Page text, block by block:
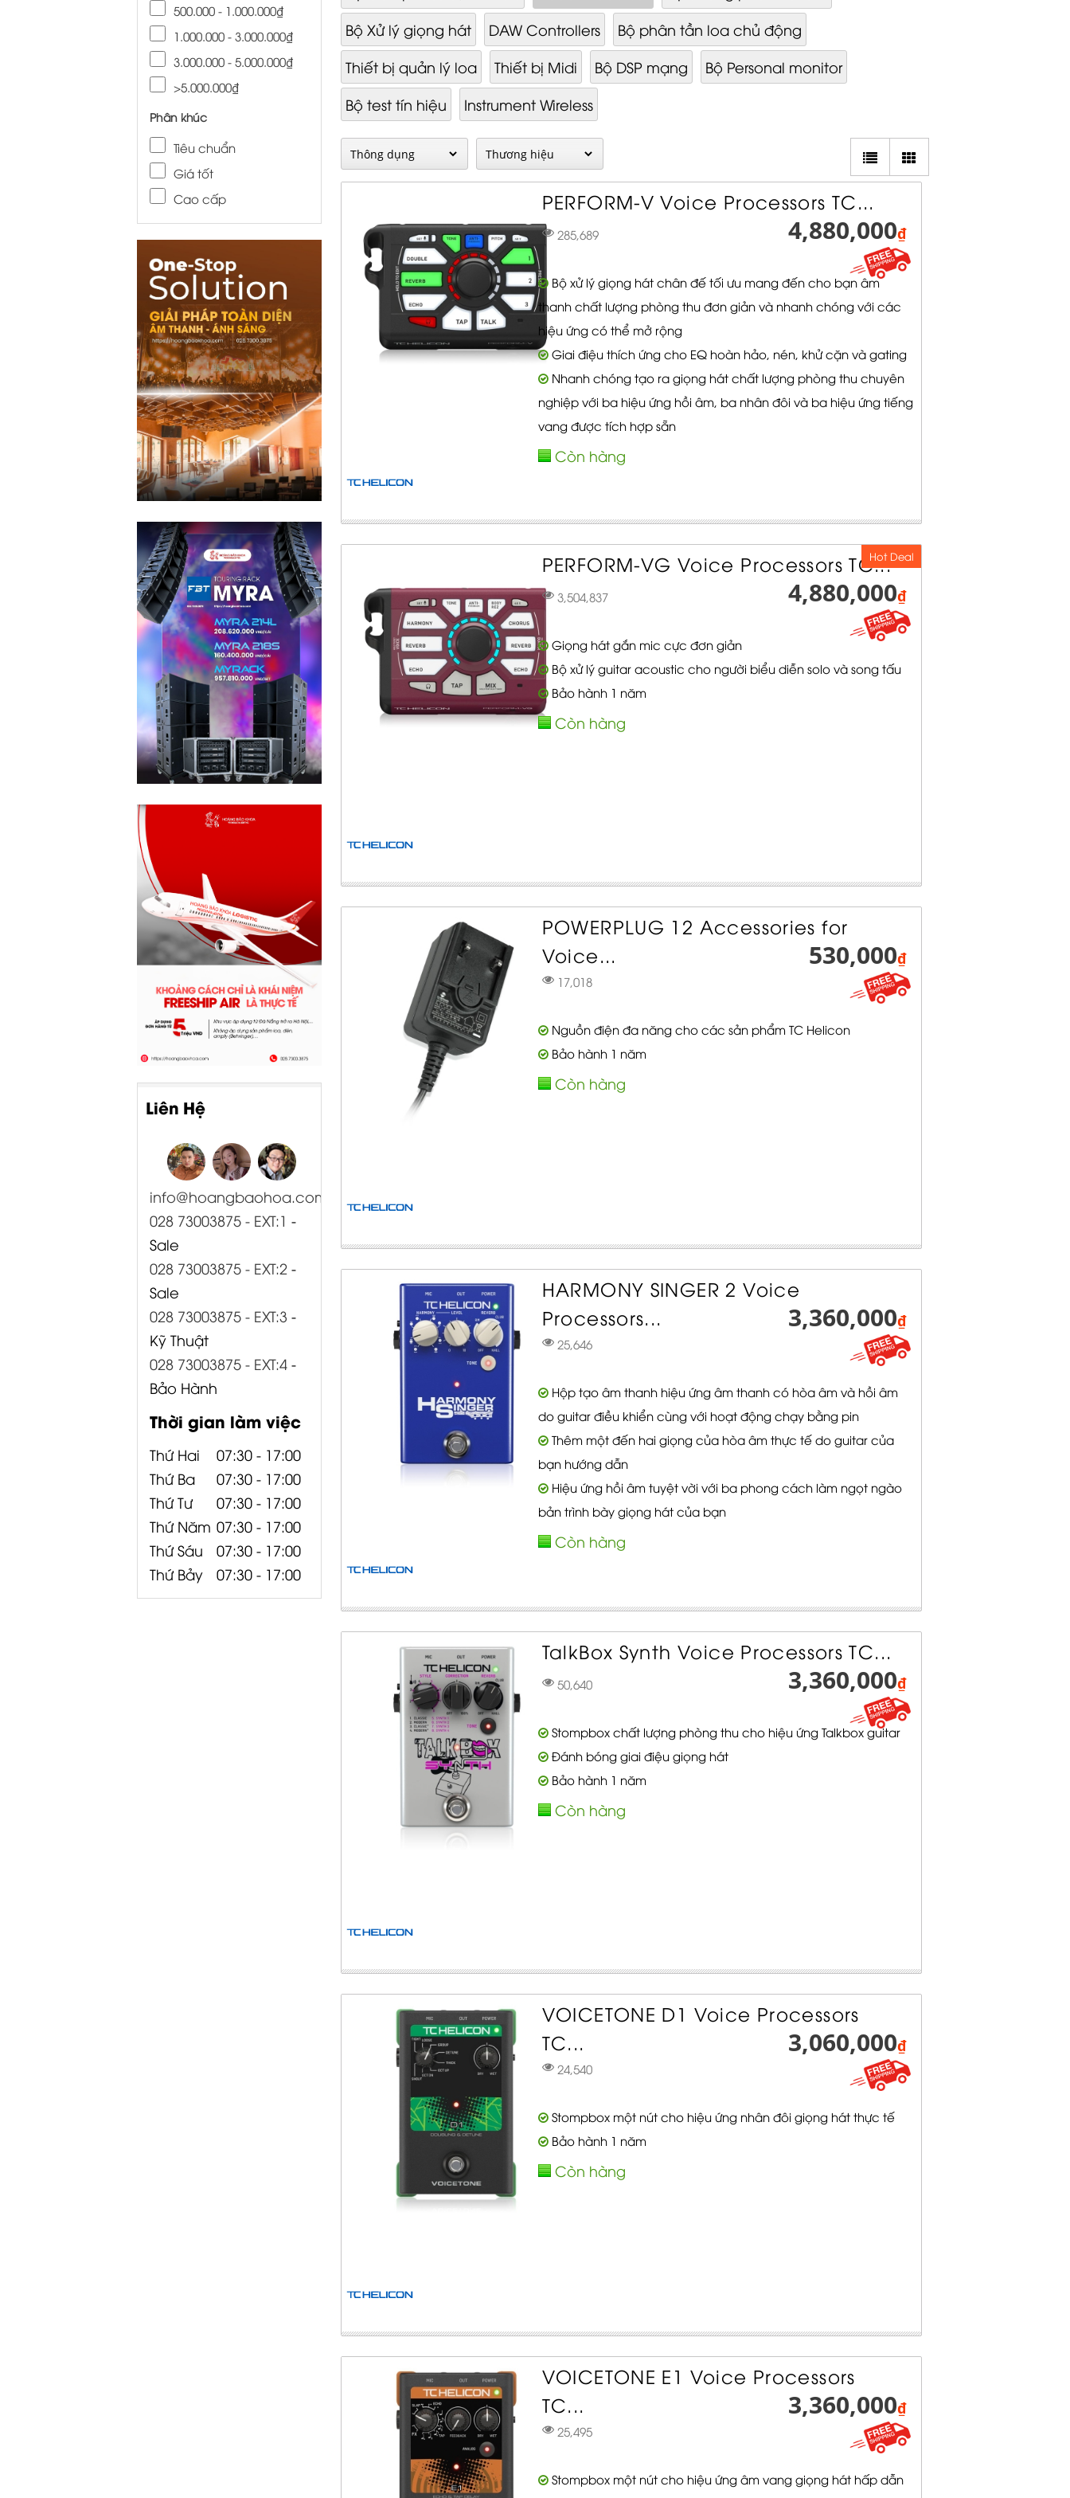
500.000 - 1.000.000₫
1.000.000 - 3.000.000₫
3.000.000 - 5.000.000₫
>5.000.000₫
Phân khúc
Tiêu chuẩn
Giá tốt
Cao cấp
Liên Hệ
info@hoangbaohoa.com
028 73003875 - EXT:1 -
Sale
028 73003875 - EXT:2 -
Sale
028 73003875 - EXT:3 -
Kỹ Thuật
028 73003875 - EXT:4 -
Bảo Hành
Thời gian làm việc
Thứ Hai
07:30 - 17:00
Thứ Ba
07:30 - 17:00
Thứ Tư
07:30 - 17:00
Thứ Năm 07:30 - 17:00
Thứ Sáu
07:30 - 17:00
Thứ Bảy
07:30 - 17:00
Bộ Xử lý giọng hát
DAW Controllers
Bộ phân tần loa chủ động
Thiết bị quản lý loa
Thiết bị Midi Bộ DSP mạng
Bộ Personal monitor
Bộ test tín hiệu
Instrument Wireless
PERFORM-V Voice Processors TC...
285,689 4,880,000₫
Bộ xử lý giọng hát chân đế tối ưu mang đến cho bạn âm
thanh chất lượng phòng thu đơn giản và nhanh chóng với các
hiệu ứng có thể mở rộng
Giai điệu thích ứng cho EQ hoàn hảo, nén, khử cặn và gating
Nhanh chóng tạo ra giọng hát chất lượng phòng thu chuyên
nghiệp với ba hiệu ứng hồi âm, ba nhân đôi và ba hiệu ứng tiếng
vang được tích hợp sẵn
Còn hàng
PERFORM-VG Voice Processors TC...
3,504,837 4,880,000₫
Giọng hát gắn mic cực đơn giản
Bộ xử lý guitar acoustic cho người biểu diễn solo và song tấu
Bảo hành 1 năm
Còn hàng
Hot Deal
POWERPLUG 12 Accessories for
Voice...
17,018
530,000₫
Nguồn điện đa năng cho các sản phẩm TC Helicon
Bảo hành 1 năm
Còn hàng
HARMONY SINGER 2 Voice
Processors...
25,646
3,360,000₫
Hộp tạo âm thanh hiệu ứng âm thanh có hòa âm và hồi âm
do guitar điều khiển cùng với hoạt động chạy bằng pin
Thêm một đến hai giọng của hòa âm thực tế do guitar của
bạn hướng dẫn
Hiệu ứng hồi âm tuyệt vời với ba phong cách làm ngọt ngào
bản trình bày giọng hát của bạn
Còn hàng
TalkBox Synth Voice Processors TC...
50,640 3,360,000₫
Stompbox chất lượng phòng thu cho hiệu ứng Talkbox guitar
Đánh bóng giai điệu giọng hát
Bảo hành 1 năm
Còn hàng
VOICETONE D1 Voice Processors
TC...
24,540
3,060,000₫
Stompbox một nút cho hiệu ứng nhân đôi giọng hát thực tế
Bảo hành 1 năm
Còn hàng
VOICETONE E1 Voice Processors
TC...
25,495
3,360,000₫
Stompbox một nút cho hiệu ứng âm vang giọng hát hấp dẫn